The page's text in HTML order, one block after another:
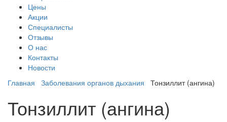
Цены
Акции
Специалисты
Отзывы
О нас
Контакты
Новости
Главная
Заболевания органов дыхания Тонзиллит (ангина)
Тонзиллит (ангина)